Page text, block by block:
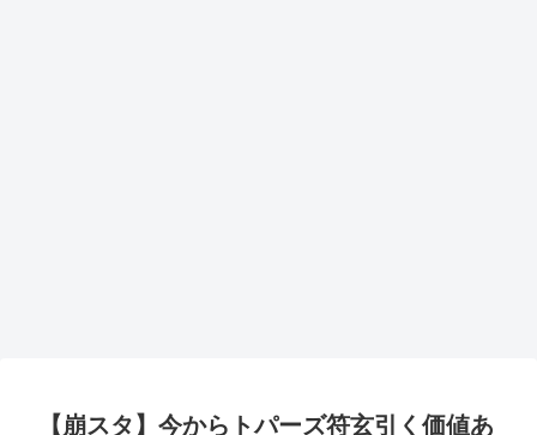
【崩スタ】今からトパーズ符玄引く価値あ